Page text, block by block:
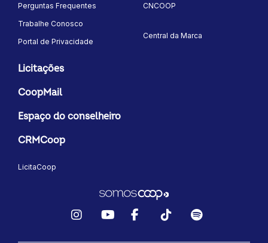
Perguntas Frequentes
Trabalhe Conosco
Portal de Privacidade
CNCOOP
Central da Marca
Licitações
CoopMail
Espaço do conselheiro
CRMCoop
LicitaCoop